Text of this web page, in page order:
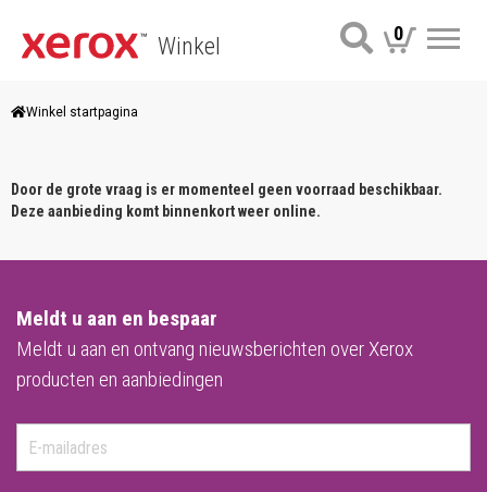
Winkel 0
Winkel startpagina
Door de grote vraag is er momenteel geen voorraad beschikbaar.
Deze aanbieding komt binnenkort weer online.
Meldt u aan en bespaar
Meldt u aan en ontvang nieuwsberichten over Xerox
producten en aanbiedingen